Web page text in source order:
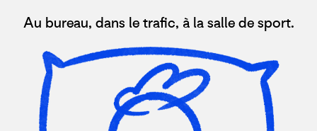
Au bureau, dans le trafic, à la salle de sport.